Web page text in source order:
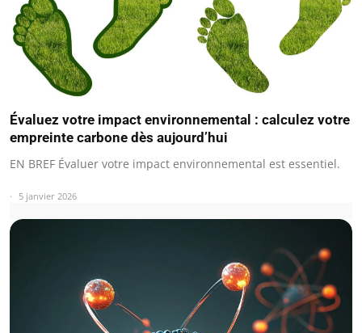
Évaluez votre impact environnemental : calculez votre
empreinte carbone dès aujourd’hui
EN BREF Évaluer votre impact environnemental est essentiel.
5 janvier 2026